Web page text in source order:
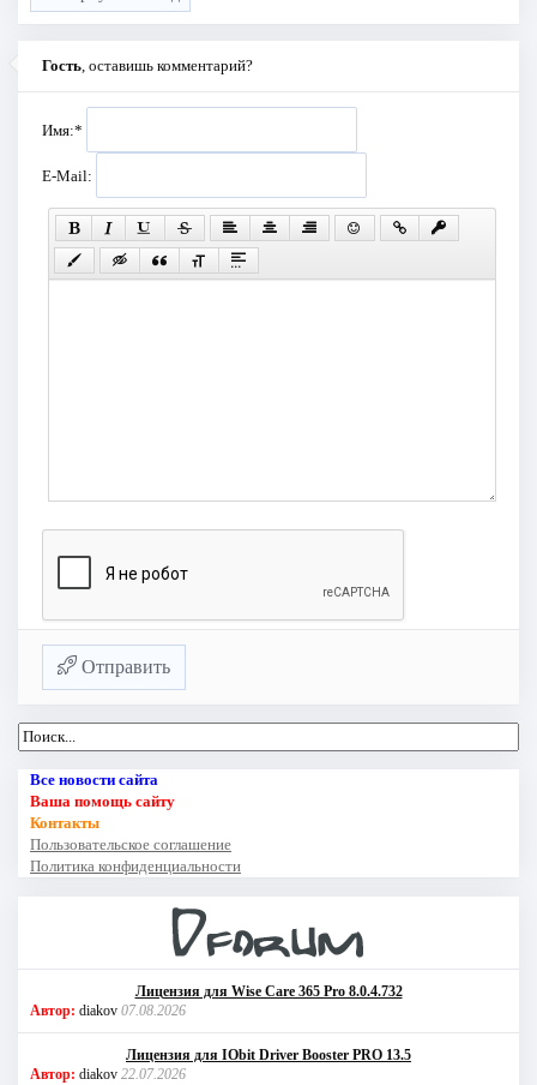
Гость, оставишь комментарий?
Имя:*
E-Mail:
Отправить
Все новости сайта
Ваша помощь сайту
Контакты
Пользовательское соглашение
Политика конфиденциальности
Лицензия для Wise Care 365 Pro 8.0.4.732
Автор: diakov 07.08.2026
Лицензия для IObit Driver Booster PRO 13.5
Автор: diakov 22.07.2026